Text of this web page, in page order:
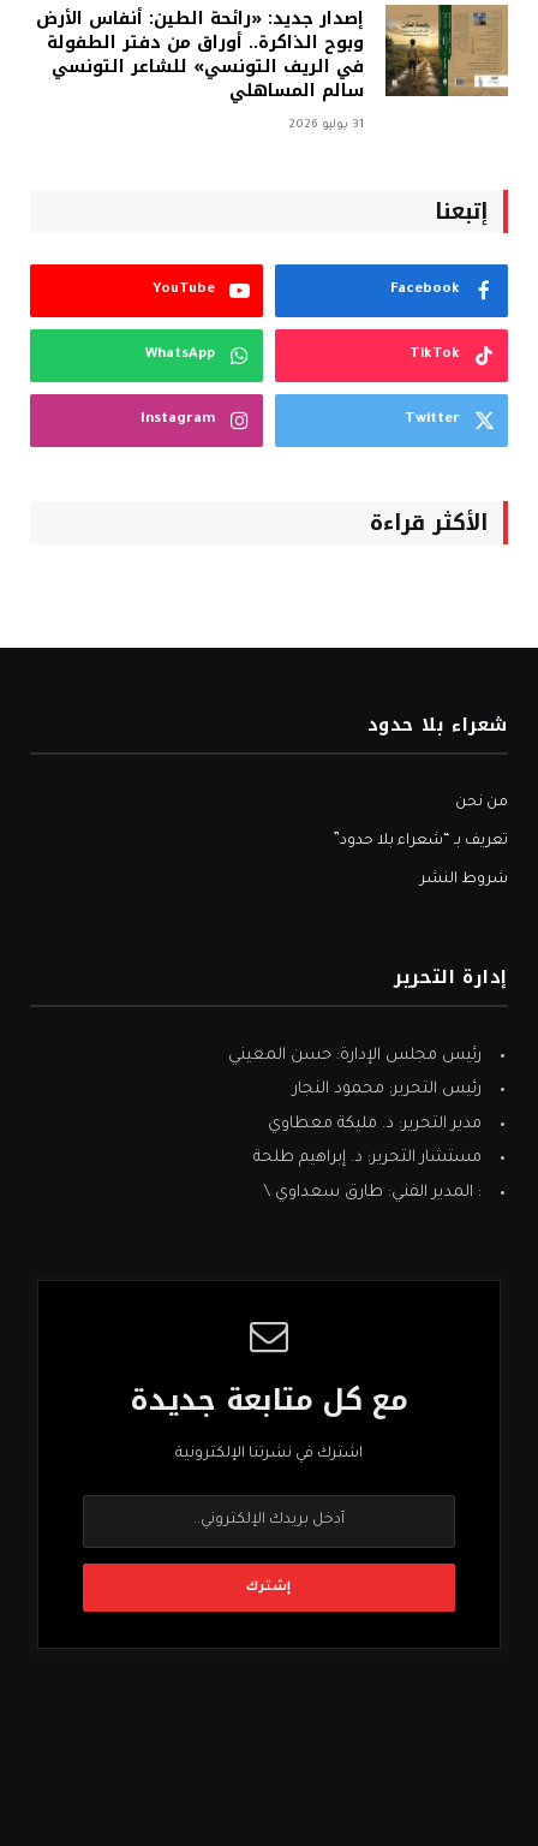
إصدار جديد: «رائحة الطين: أنفاس الأرض
وبوح الذاكرة.. أوراق من دفتر الطفولة
في الريف التونسي» للشاعر التونسي
سالم المساهلي
31 يوليو 2026
إتبعنا
Facebook
YouTube
TikTok
WhatsApp
Twitter
Instagram
الأكثر قراءة
شعراء بلا حدود
من نحن
تعريف بـ “شعراء بلا حدود”
شروط النشر
إدارة التحرير
رئيس مجلس الإدارة: حسن المعيني
رئيس التحرير: محمود النجار
مدير التحرير: د. مليكة معطاوي
مستشار التحرير: د. إبراهيم طلحة
: المدير الفني: طارق سعداوي \
مع كل متابعة جديدة
اشترك في نشرتنا الإلكترونية